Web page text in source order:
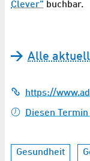
Clever" buchbar.
Alle
https://
Diesen
Gesundheit